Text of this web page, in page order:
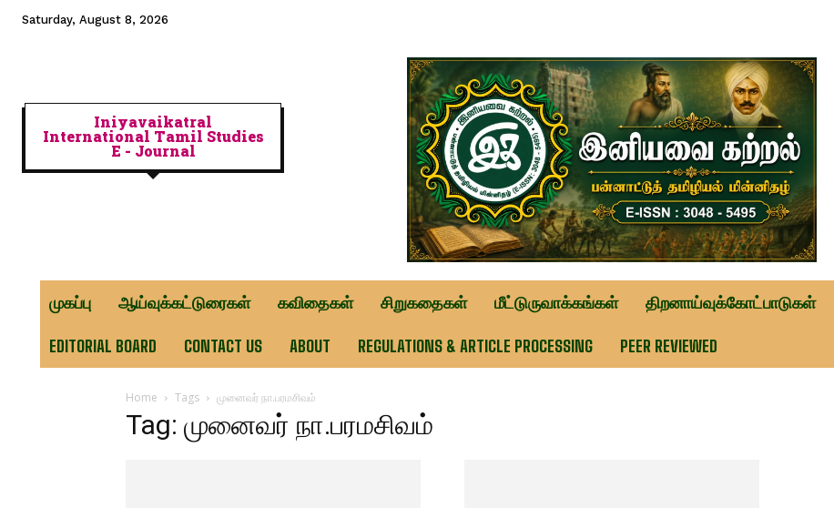
Saturday, August 8, 2026
Iniyavaikatral
International Tamil Studies
E - Journal
முகப்பு ஆய்வுக்கட்டுரைகள் கவிதைகள் சிறுகதைகள் மீட்டுருவாக்கங்கள் திறனாய்வுக்கோட்பாடுகள்
EDITORIAL BOARD CONTACT US ABOUT REGULATIONS & ARTICLE PROCESSING PEER REVIEWED
Home Tags முனைவர் நா.பரமசிவம்
Tag: முனைவர் நா.பரமசிவம்